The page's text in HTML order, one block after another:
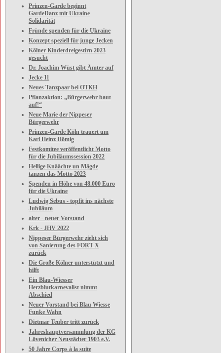
Prinzen-Garde beginnt
GardeDanz mit Ukraine
Solidarität
Fründe spenden für die Ukraine
Konzept speziell für junge Jecken
Kölner Kinderdreigestirn 2023
gesucht
Dr. Joachim Wüst gibt Ämter auf
Jecke 11
Neues Tanzpaar bei OTKH
Pflanzaktion: „Bürgerwehr baut
auf!“
Neue Marie der Nippeser
Bürgerwehr
Prinzen-Garde Köln trauert um
Karl Heinz Hömig
Festkomitee veröffentlicht Motto
für die Jubiläumssession 2022
Hellige Knäächte un Mägde
tanzen das Motto 2023
Spenden in Höhe von 48.000 Euro
für die Ukraine
Ludwig Sebus - topfit ins nächste
Jubiläum
alter - neuer Vorstand
Krk - JHV 2022
Nippeser Bürgerwehr zieht sich
von Sanierung des FORT X
zurück
Die Große Kölner unterstützt und
hilft
Ein Blau-Wiesser
Herzblutkarnevalist nimmt
Abschied
Neuer Vorstand bei Blau Wiesse
Funke Wahn
Dietmar Teuber tritt zurück
Jahreshauptversammlung der KG
Lövenicher Neustädter 1903 e.V.
50 Jahre Corps à la suite